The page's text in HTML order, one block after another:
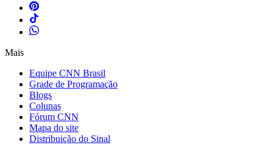
Mais
Equipe CNN Brasil
Grade de Programação
Blogs
Colunas
Fórum CNN
Mapa do site
Distribuição do Sinal